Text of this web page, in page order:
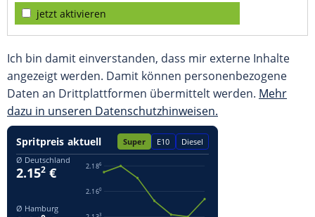
jetzt aktivieren
Ich bin damit einverstanden, dass mir externe Inhalte
angezeigt werden. Damit können personenbezogene
Daten an Drittplattformen übermittelt werden. Mehr
dazu in unseren Datenschutzhinweisen.